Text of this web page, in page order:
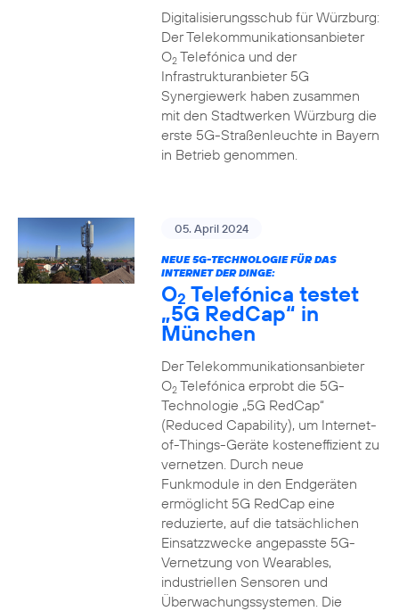
Digitalisierungsschub für Würzburg:
Der Telekommunikationsanbieter
O2Telefónica und der
Infrastrukturanbieter 5G
Synergiewerk haben zusammen
mit den Stadtwerken Würzburg die
erste 5G-Straßenleuchte in Bayern
in Betrieb genommen.
05. April 2024
NEUE 5G-TECHNOLOGIE FÜR DAS
INTERNET DER DINGE:
O2 Telefónica testet
„5G RedCap“ in
München
Der Telekommunikationsanbieter
O2Telefónica erprobt die 5G-
Technologie „5G RedCap“
(Reduced Capability), um Internet-
of-Things-Geräte kosteneffizient zu
vernetzen. Durch neue
Funkmodule in den Endgeräten
ermöglicht 5G RedCap eine
reduzierte, auf die tatsächlichen
Einsatzzwecke angepasste 5G-
Vernetzung von Wearables,
industriellen Sensoren und
Überwachungssystemen. Die